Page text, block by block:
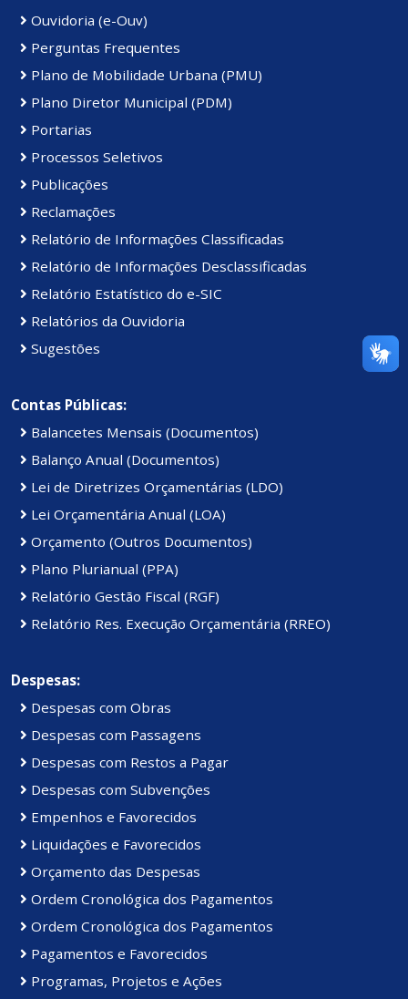
Ouvidoria (e-Ouv)
Perguntas Frequentes
Plano de Mobilidade Urbana (PMU)
Plano Diretor Municipal (PDM)
Portarias
Processos Seletivos
Publicações
Reclamações
Relatório de Informações Classificadas
Relatório de Informações Desclassificadas
Relatório Estatístico do e-SIC
Relatórios da Ouvidoria
Sugestões
Contas Públicas:
Balancetes Mensais (Documentos)
Balanço Anual (Documentos)
Lei de Diretrizes Orçamentárias (LDO)
Lei Orçamentária Anual (LOA)
Orçamento (Outros Documentos)
Plano Plurianual (PPA)
Relatório Gestão Fiscal (RGF)
Relatório Res. Execução Orçamentária (RREO)
Despesas:
Despesas com Obras
Despesas com Passagens
Despesas com Restos a Pagar
Despesas com Subvenções
Empenhos e Favorecidos
Liquidações e Favorecidos
Orçamento das Despesas
Ordem Cronológica dos Pagamentos
Ordem Cronológica dos Pagamentos
Pagamentos e Favorecidos
Programas, Projetos e Ações